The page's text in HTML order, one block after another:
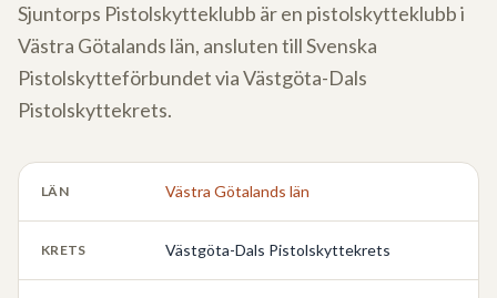
Sjuntorps Pistolskytteklubb är en pistolskytteklubb i
Västra Götalands län, ansluten till Svenska
Pistolskytteförbundet viaVästgöta-Dals
Pistolskyttekrets.
LÄN Västra Götalands län
KRETS Västgöta-Dals Pistolskyttekrets